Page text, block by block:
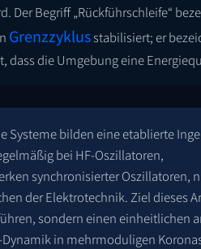
Begriff „Rückführschleife“
Grenzzyklusstabilisiert; er
dass die Umgebung eine
Systeme bilden eine etablierte
bei HF-Oszillatoren,
synchronisierter Oszillatoren,
der Elektrotechnik. Ziel dieses
sondern einen einheitlichen
in mehrmoduligen